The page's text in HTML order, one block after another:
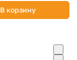
В корзину